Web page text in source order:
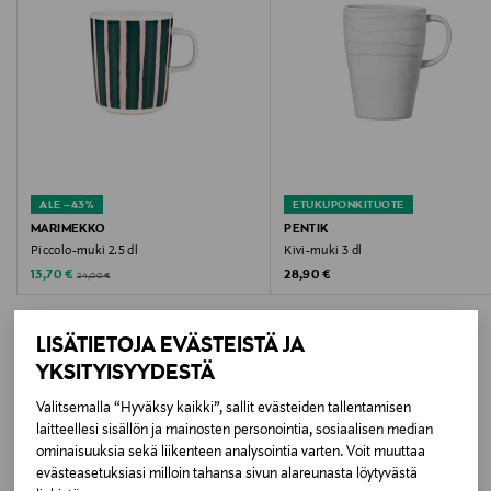
LISÄTIETOJA EVÄSTEISTÄ JA
YKSITYISYYDESTÄ
Valitsemalla “Hyväksy kaikki”, sallit evästeiden tallentamisen
laitteellesi sisällön ja mainosten personointia, sosiaalisen median
ominaisuuksia sekä liikenteen analysointia varten. Voit muuttaa
evästeasetuksiasi milloin tahansa sivun alareunasta löytyvästä
Hoito-ohjeet
Astianpesukoneen kestävä.
Koko
0,4
Valmistusmaa
Kiina
Valmistajan tuotenumero
19484014
ALE –43%
MARIMEKKO
Piccolo-muki 2.5 dl
Discounted Price
13,70 € Original Price
24,00 €
ETUKUPONKITUOTE
PENTIK
Kivi-muki 3 dl
Original Price
28,90 €
LISÄÄ KIINNOSTAVIA
TUOTTEITA